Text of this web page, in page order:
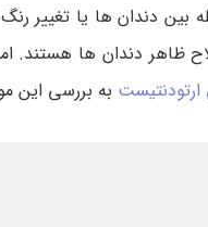
بین دندان ها یا تغییر
ظاهر دندان ها
به بررسی این